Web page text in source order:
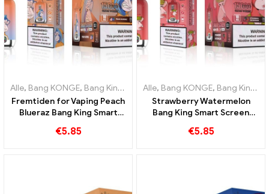
Alle, Bang KONGE, Bang King Smart skærm 15000 Puff ,Engangs
Fremtiden for Vaping Peach
Blueraz Bang King Smart
€5.85
Alle, Bang KONGE, Bang King Smart skærm 15000 Puff
Strawberry Watermelon
Bang King Smart Screen
afslappende fornøjelse af
€5.85